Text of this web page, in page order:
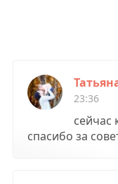
23:36
сейчас
спасибо за